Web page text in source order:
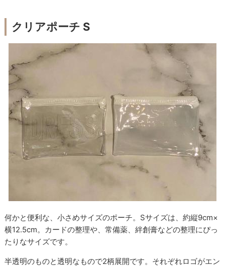
クリアポーチ S
何かと便利な、小さめサイズのポーチ。Sサイズは、約縦9cm×
横12.5cm。カードの整理や、常備薬、絆創膏などの整理にぴっ
たりなサイズです。
半透明のものと透明なもので2柄展開です。それぞれロゴがエン